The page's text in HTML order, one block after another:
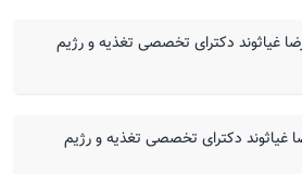
خسته شدم همسرم نمیزارن برم
غذایی میخوام که بتونم رژیم
غیاثوند دکترای تخصصی تغذیه و رژیم
دکترای تخصصی تغذیه و رژیم